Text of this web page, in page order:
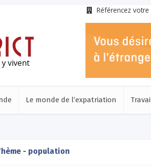
Référencez
vivent
Le monde de l’expatriation
- population